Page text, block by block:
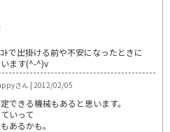
で出掛ける前や不安になったときに
ます(^-^)v
さん | 2012/02/05
できる機械もあると思います。
いって
あるかも。